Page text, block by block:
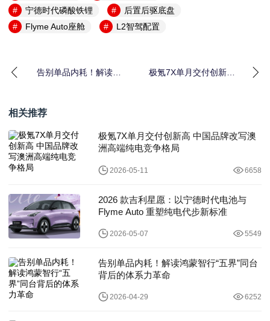
宁德时代磷酸铁锂
后置后驱底盘
Flyme Auto座舱
L2智驾配置
告别单品内耗！解读鸿
极氪7X单月交付创新高
相关推荐
极氪7X单月交付创新高 中国品牌改写澳
洲高端纯电竞争格局
2026-05-11 6658
2026 款吉利星愿：以宁德时代电池与
Flyme Auto 重塑纯电代步新标准
2026-05-07 5549
告别单品内耗！解读鸿蒙智行“五界”同台
背后的体系力革命
2026-04-29 6252